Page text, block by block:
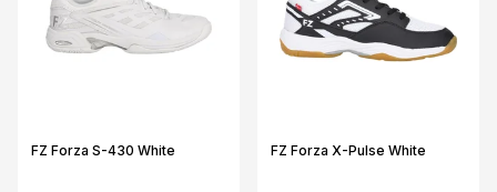
FZ Forza S-430 White FZ Forza X-Pulse White